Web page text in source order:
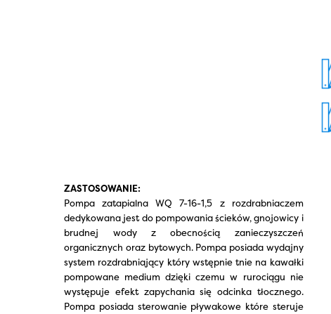
ZASTOSOWANIE:
Pompa zatapialna WQ 7-16-1,5 z rozdrabniaczem
dedykowana jest do pompowania ścieków, gnojowicy i
brudnej wody z obecnością zanieczyszczeń
organicznych oraz bytowych. Pompa posiada wydajny
system rozdrabniający który wstępnie tnie na kawałki
pompowane medium dzięki czemu w rurociągu nie
występuje efekt zapychania się odcinka tłocznego.
Pompa posiada sterowanie pływakowe które steruje